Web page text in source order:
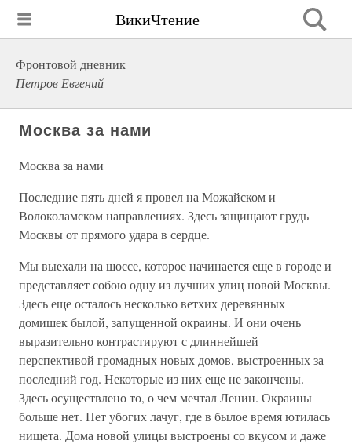
ВикиЧтение
Фронтовой дневник
Петров Евгений
Москва за нами
Москва за нами
Последние пять дней я провел на Можайском и
Волоколамском направлениях. Здесь защищают грудь
Москвы от прямого удара в сердце.
Мы выехали на шоссе, которое начинается еще в городе и
представляет собою одну из лучших улиц новой Москвы.
Здесь еще осталось несколько ветхих деревянных
домишек былой, запущенной окраины. И они очень
выразительно контрастируют с длиннейшей
перспективой громадных новых домов, выстроенных за
последний год. Некоторые из них еще не закончены.
Здесь осуществлено то, о чем мечтал Ленин. Окраины
больше нет. Нет убогих лачуг, где в былое время ютилась
нищета. Дома новой улицы выстроены со вкусом и даже